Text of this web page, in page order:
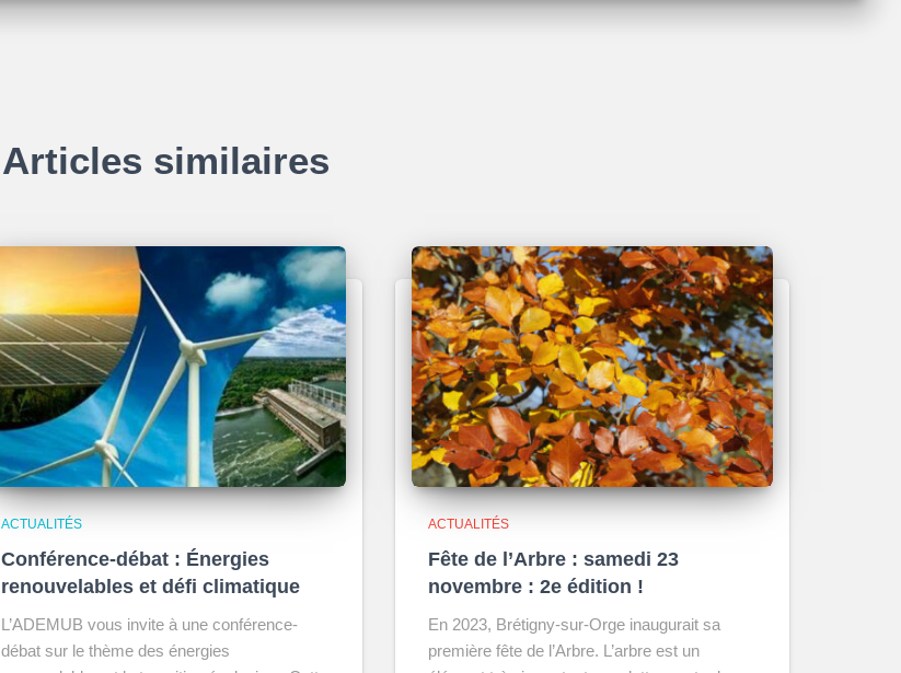
Articles similaires
ACTUALITÉS
Conférence-débat : Énergies
renouvelables et défi climatique
L’ADEMUB vous invite à une conférence-
débat sur le thème des énergies
ACTUALITÉS
Fête de l’Arbre : samedi 23
novembre : 2e édition !
En 2023, Brétigny-sur-Orge inaugurait sa
première fête de l’Arbre. L’arbre est un